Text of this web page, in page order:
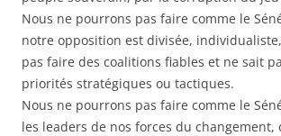
Nous ne pourrons pas faire comme le
notre opposition est divisée,
pas faire des coalitions fiables et ne sait
priorités stratégiques ou tactiques.
Nous ne pourrons pas faire comme le
les leaders de nos forces du changement,